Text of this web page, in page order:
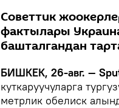
Советтик
фактылары
башталгандан
БИШКЕК, 26-авг. —
куткаруучуларга
метрлик обелиск